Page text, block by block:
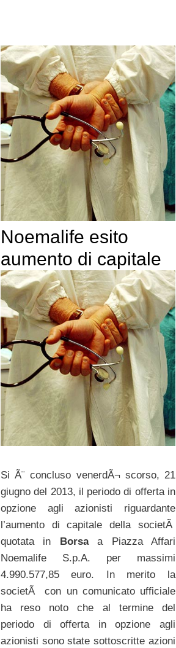
Noemalife esito
aumento di capitale
Si Ã¨ concluso venerdÃ¬ scorso, 21
giugno del 2013, il periodo di offerta in
opzione agli azionisti riguardante
l’aumento di capitale della societÃ
quotata in Borsaa Piazza Affari
Noemalife S.p.A. per massimi
4.990.577,85 euro. In merito la
societÃ con un comunicato ufficiale
ha reso noto che al termine del
periodo di offerta in opzione agli
azionisti sono state sottoscritte azioni